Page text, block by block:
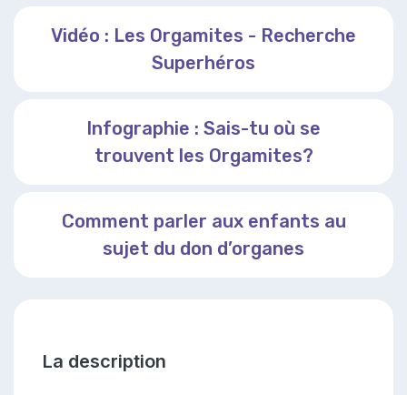
Vidéo : Les Orgamites - Recherche
Superhéros
Infographie : Sais-tu où se
trouvent les Orgamites?
Comment parler aux enfants au
sujet du don d’organes
La description